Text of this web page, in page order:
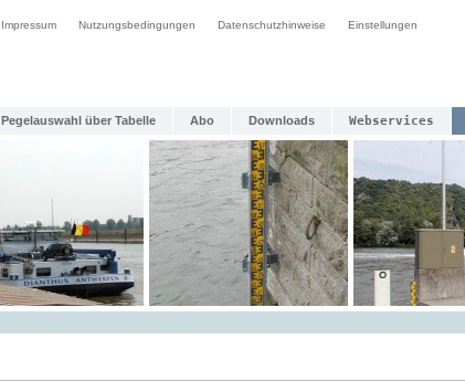
Impressum Nutzungsbedingungen Datenschutzhinweise Einstellungen
Pegelauswahl über Tabelle Abo Downloads Webservices